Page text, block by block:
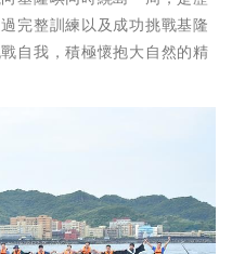
完整訓練以及成功挑戰基隆
自我，積極懷抱大自然的精